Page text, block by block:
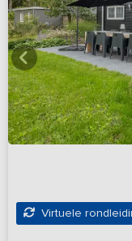
Virtuele